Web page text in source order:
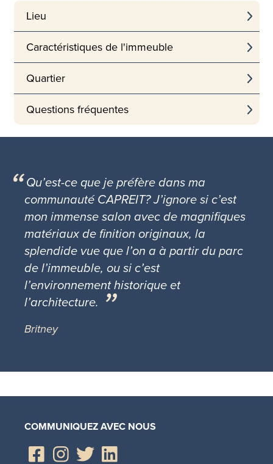
Lieu
Caractéristiques de l'immeuble
Quartier
Questions fréquentes
Qu’est-ce que je préfère dans ma
communauté CAPREIT? J’ignore si c’est
mon immense salon avec de magnifiques
matériaux de finition originaux, la
splendide vue que l’on a à partir du parc
de l’immeuble, ou si c’est
l’environnement historique et
l’architecture.
Britney
COMMUNIQUEZ AVEC NOUS